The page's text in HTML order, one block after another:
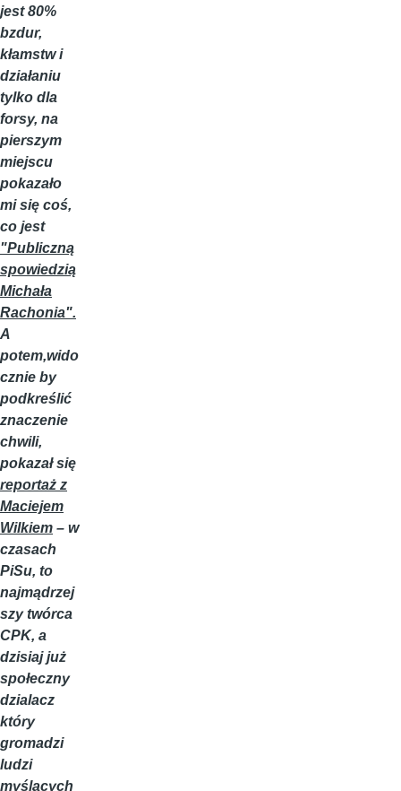
jest 80%
bzdur,
kłamstw i
działaniu
tylko dla
forsy, na
pierszym
miejscu
pokazało
mi się coś,
co jest
"Publiczną
spowiedzią
Michała
Rachonia".
A
potem,wido
cznie by
podkreślić
znaczenie
chwili,
pokazał się
reportaż z
Maciejem
Wilkiem – w
czasach
PiSu, to
najmądrzej
szy twórca
CPK, a
dzisiaj już
społeczny
dzialacz
który
gromadzi
ludzi
myślących